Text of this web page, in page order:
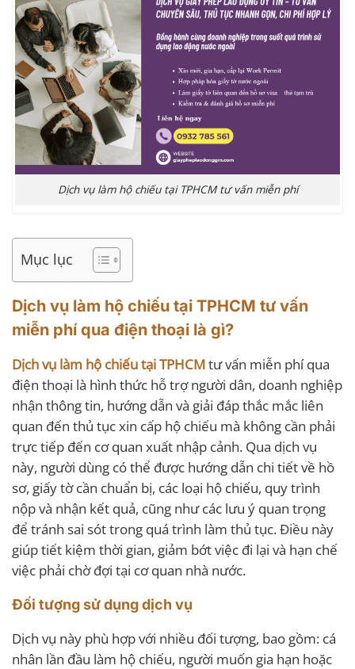
Dịch vụ làm hộ chiếu tại TPHCM tư vấn miễn phí
Mục lục
Dịch vụ làm hộ chiếu tại TPHCM tư vấn
miễn phí qua điện thoại là gì?
Dịch vụ làm hộ chiếu tại TPHCMtư vấn miễn phí qua
điện thoại là hình thức hỗ trợ người dân, doanh nghiệp
nhận thông tin, hướng dẫn và giải đáp thắc mắc liên
quan đến thủ tục xin cấp hộ chiếu mà không cần phải
trực tiếp đến cơ quan xuất nhập cảnh. Qua dịch vụ
này, người dùng có thể được hướng dẫn chi tiết về hồ
sơ, giấy tờ cần chuẩn bị, các loại hộ chiếu, quy trình
nộp và nhận kết quả, cũng như các lưu ý quan trọng
để tránh sai sót trong quá trình làm thủ tục. Điều này
giúp tiết kiệm thời gian, giảm bớt việc đi lại và hạn chế
việc phải chờ đợi tại cơ quan nhà nước.
Đối tượng sử dụng dịch vụ
Dịch vụ này phù hợp với nhiều đối tượng, bao gồm: cá
nhân lần đầu làm hộ chiếu, người muốn gia hạn hoặc